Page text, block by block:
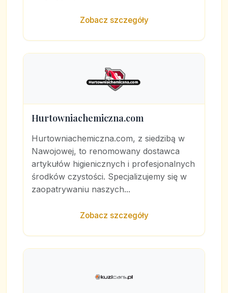
Zobacz szczegóły
Hurtowniachemiczna.com
Hurtowniachemiczna.com, z siedzibą w
Nawojowej, to renomowany dostawca
artykułów higienicznych i profesjonalnych
środków czystości. Specjalizujemy się w
zaopatrywaniu naszych...
Zobacz szczegóły